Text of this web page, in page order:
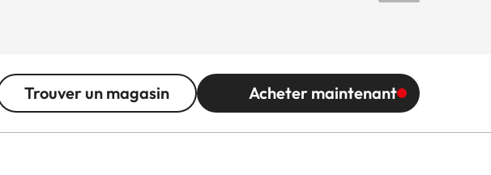
Trouver un magasin Acheter maintenant